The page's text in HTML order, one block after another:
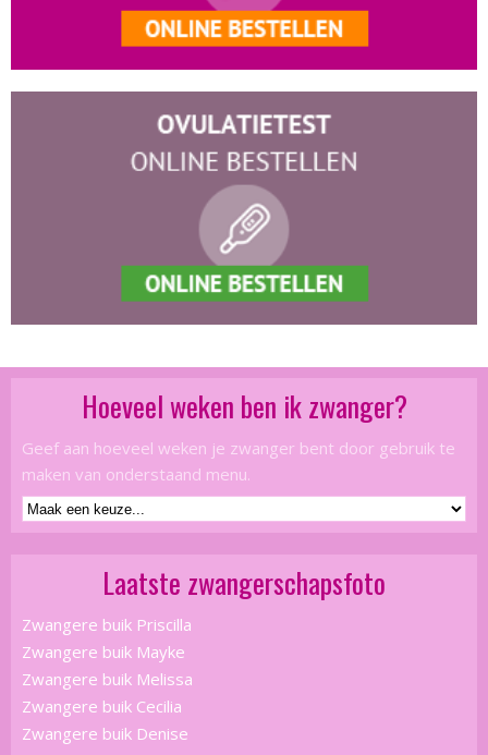
Hoeveel weken ben ik zwanger?
Geef aan hoeveel weken je zwanger bent door gebruik te
maken van onderstaand menu.
Laatste zwangerschapsfoto
Zwangere buik Priscilla
Zwangere buik Mayke
Zwangere buik Melissa
Zwangere buik Cecilia
Zwangere buik Denise